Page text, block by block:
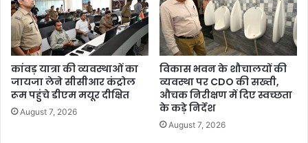
कांवड़ यात्रा की व्यवस्थाओं का
जायजा लेने सीसीआर कंट्रोल
रूम पहुंचे डीएम मयूर दीक्षित
August 7, 2026
विकास भवन के शौचालयों की
व्यवस्था पर CDO की सख्ती,
औचक निरीक्षण में दिए स्वच्छता
के कड़े निर्देश
August 7, 2026